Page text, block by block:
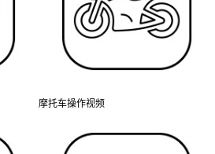
摩托车操作视频